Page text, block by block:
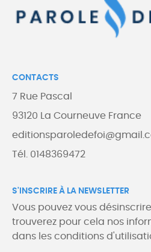
CONTACTS
7 Rue Pascal
93120 La Courneuve France
Tél. 0148369472
S'INSCRIRE À LA NEWSLETTER
Vous pouvez vous
trouverez pour cela nos
dans les conditions